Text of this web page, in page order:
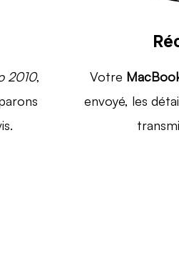
2010,
Votre
envoyé, les